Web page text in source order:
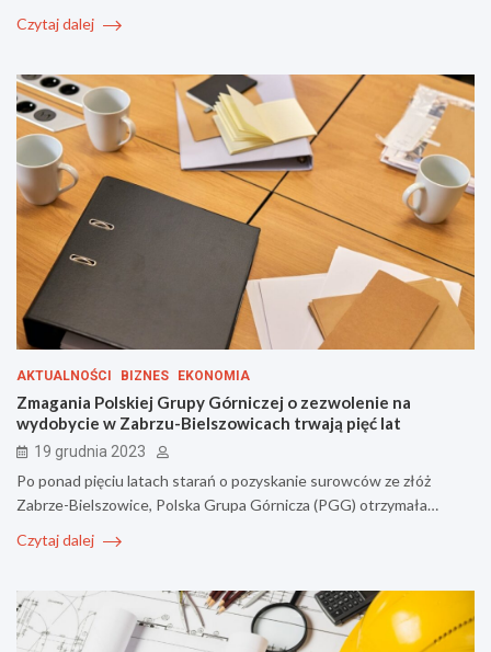
Czytaj dalej
AKTUALNOŚCI BIZNES EKONOMIA
Zmagania Polskiej Grupy Górniczej o zezwolenie na
wydobycie w Zabrzu-Bielszowicach trwają pięć lat
19 grudnia 2023
Po ponad pięciu latach starań o pozyskanie surowców ze złóż
Zabrze-Bielszowice, Polska Grupa Górnicza (PGG) otrzymała…
Czytaj dalej